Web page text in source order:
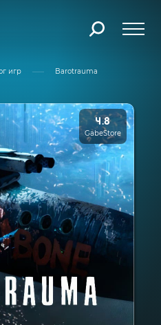
игр Barotrauma
4.8
GabeStore